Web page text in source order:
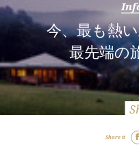
今、最も熱
最先端の
Share it